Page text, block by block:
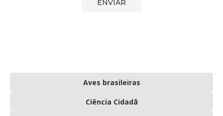
Aves brasileiras
Ciência Cidadã